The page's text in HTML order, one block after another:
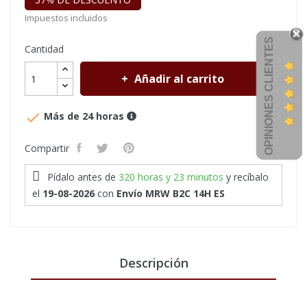
Impuestos incluidos
Cantidad
Añadir al carrito
 Más de 24 horas
Compartir
Pídalo antes de 320 horas y 23 minutos y recíbalo
el 19-08-2026 con Envío MRW B2C 14H ES
Descripción
OPINIONES CLIENTES